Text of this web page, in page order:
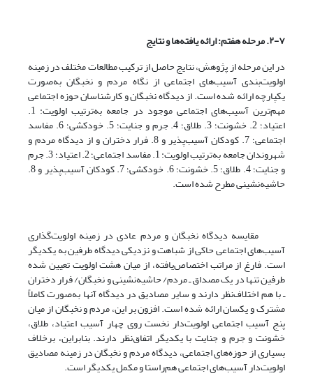
۲-۷. مرحله هفتم: ارائه یافته
ها و نتایج
در این مرحله از پژوهش، نتایج حاصل از ترکیب مطالعات مختلف در زمینه
اولویت‌‌بندی آسیب‌های اجتماعی از نگاه مردم و نخبگان به‌صورت
یکپارچه ارائه شده است. از دیدگاه نخبگان و کارشناسان حوزه اجتماعی
مهم‌‌ترین آسیب‌های اجتماعی موجود در جامعه به‌ترتیب اولویت: 1.
اعتیاد؛ 2. خشونت؛ 3. طلاق؛ 4. جرم و جنایت؛ 5. خودکشی؛ 6. مفاسد
اجتماعی؛ 7. کودکان آسیب‌‌پذیر و 8. فرار دختران و از دیدگاه مردم و
شهروندان جامعه به‌ترتیب اولویت: 1. مفاسد اجتماعی؛ 2. اعتیاد؛ 3. جرم
و جنایت؛ 4. طلاق؛ 5. خشونت؛ 6. خودکشی؛ 7. کودکان آسیب‌‌پذیر و 8.
حاشیه‌‌نشینی مطرح شده است.
مقایسه دیدگاه نخبگان و مردم عادی در زمینه اولویت‌‌گذاری
آسیب‌های اجتماعی حاکی از شباهت و نزدیکی دیدگاه طرفین به یکدیگر
است. فارغ از مراتب اختصاص‌یافته، از میان هشت اولویت تعیین شده
طرفین تنها در یک مصداق ـ مردم/ حاشیه‌‌نشینی و نخبگان/ فرار دختران
ـ با هم اختلاف‌نظر دارند و سایر مصادیق در دیدگاه آنها به‌صورت کاملاً
مشترک و یکسان ارائه شده است. افزون بر این، مردم و نخبگان از میان
پنج آسیب اجتماعی اولویت‌‌دار نخست روی چهار آسیب اعتیاد، طلاق،
خشونت و جرم و جنایت با یکدیگر اتفاق‌‌نظر دارند. بنابراین، برخلاف
بسیاری از حوزه‌‌های اجتماعی، دیدگاه مردم و نخبگان در زمینه مصادیق
اولویت‌‌دار آسیب‌های اجتماعی هم‌‌راستا و مکمل یکدیگر است.